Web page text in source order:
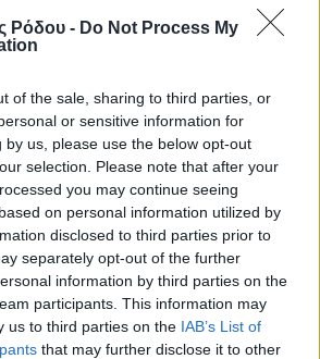
Ρόδου - Do Not Process My
of the sale, sharing to third parties, or
or sensitive information for
by us, please use the below opt-out
selection. Please note that after your
you may continue seeing
on personal information utilized by
disclosed to third parties prior to
separately opt-out of the further
information by third parties on the
participants. This information may
us to third parties on the IAB’s List of
that may further disclose it to other